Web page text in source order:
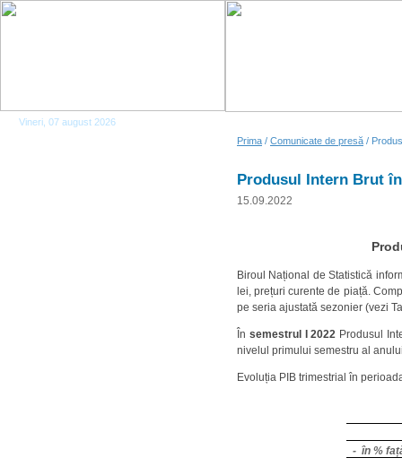
Vineri, 07 august 2026
Prima / Comunicate de presă /
Produsul Intern Brut
15.09.2022
Biroul Național de Statistică
lei, prețuri curente de piață.
pe seria ajustată sezonier (vezi
În semestrul I 2022 Produsul
nivelul primului semestru al
Evoluția PIB trimestrial în
- în %